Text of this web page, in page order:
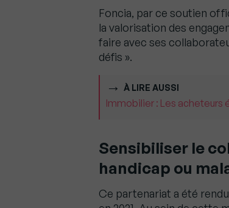
Foncia, par ce soutien
la valorisation des
faire avec ses
défis ».
À LIRE AUSSI
Immobilier : Les acheteurs
Sensibiliser le
handicap ou
Ce partenariat a été